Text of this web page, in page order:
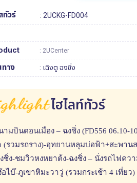
ทัวร์ : 2UCKG-FD004
: 2UCenter
ทาง : เฉิงตู ฉงชิ่ง
ไฮไลท์ทัวร์
ามบินดอนเมือง – ฉงชิ่ง (FD556
(รวมรถราง)-อุทยานหลุมบ่อฟ้า+สะพาน
ชิ่ง-ชมวิวหงหยาต้ง-ฉงชิ่ง – นั่งรถไฟคว
อไบ๊-ภูเขาหิมะวาวู่ (รวมกระเช้า 4 เที่